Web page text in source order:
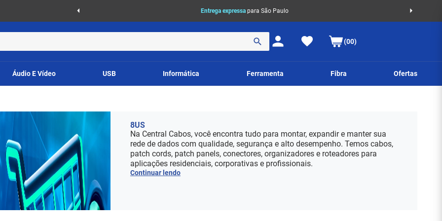
Entrega expressa para São Paulo
(00)
Áudio E Vídeo USB Informática Ferramenta Fibra Ofertas
8US
Na Central Cabos, você encontra tudo para montar, expandir e manter sua
rede de dados com qualidade, segurança e alto desempenho. Temos cabos,
patch cords, patch panels, conectores, organizadores e roteadores para
aplicações residenciais, corporativas e profissionais.
Continuar lendo